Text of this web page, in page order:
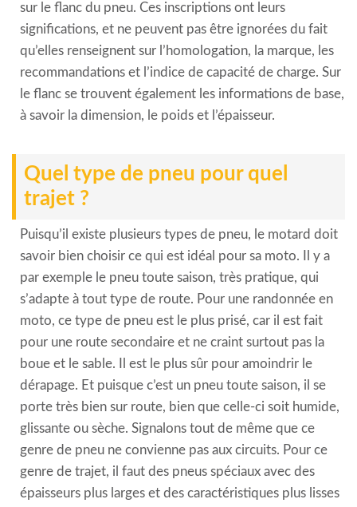
sur le flanc du pneu. Ces inscriptions ont leurs
significations, et ne peuvent pas être ignorées du fait
qu’elles renseignent sur l’homologation, la marque, les
recommandations et l’indice de capacité de charge. Sur
le flanc se trouvent également les informations de base,
à savoir la dimension, le poids et l’épaisseur.
Quel type de pneu pour quel
trajet ?
Puisqu’il existe plusieurs types de pneu, le motard doit
savoir bien choisir ce qui est idéal pour sa moto. Il y a
par exemple le pneu toute saison, très pratique, qui
s’adapte à tout type de route. Pour une randonnée en
moto, ce type de pneu est le plus prisé, car il est fait
pour une route secondaire et ne craint surtout pas la
boue et le sable. Il est le plus sûr pour amoindrir le
dérapage. Et puisque c’est un pneu toute saison, il se
porte très bien sur route, bien que celle-ci soit humide,
glissante ou sèche. Signalons tout de même que ce
genre de pneu ne convienne pas aux circuits. Pour ce
genre de trajet, il faut des pneus spéciaux avec des
épaisseurs plus larges et des caractéristiques plus lisses